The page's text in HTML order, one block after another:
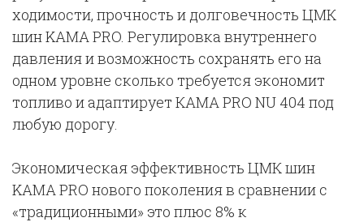
ходимости, прочность и долговечность ЦМК
шин KAMA PRO. Регулировка внутреннего
давления и возможность сохранять его на
одном уровне сколько требуется экономит
топливо и адаптирует КАМА PRO NU 404 под
любую дорогу.
Экономическая эффективность ЦМК шин
KAMA PRO нового поколения в сравнении с
«традиционными» это плюс 8% к